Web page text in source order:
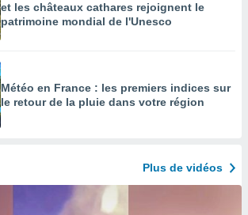
et les châteaux cathares rejoignent le
patrimoine mondial de l'Unesco
Météo en France : les premiers indices sur
le retour de la pluie dans votre région
Plus de vidéos